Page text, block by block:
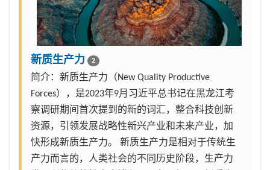
新质生产力 2
简介：新质生产力（New Quality Productive
Forces），是2023年9月习近平总书记在黑龙江考
察调研期间首次提到的新的词汇，整合科技创新
资源，引领发展战略性新兴产业和未来产业，加
快形成新质生产力。 新质生产力是相对于传统生
产力而言的，人类社会的不同历史阶段，生产力